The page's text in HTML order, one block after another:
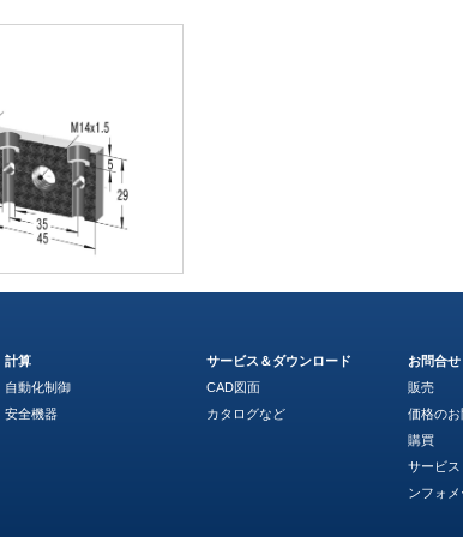
計算
自動化制御
安全機器
サービス＆ダウンロード
CAD図面
カタログなど
お問合せ
販売
価格の
購買
サービス
ンフォ